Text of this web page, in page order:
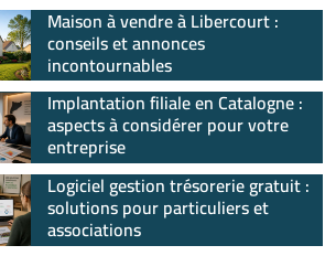
Maison à vendre à Libercourt :
conseils et annonces
incontournables
Implantation filiale en Catalogne :
aspects à considérer pour votre
entreprise
Logiciel gestion trésorerie gratuit :
solutions pour particuliers et
associations